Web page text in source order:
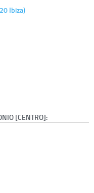
Ibiza)
[CENTRO]: